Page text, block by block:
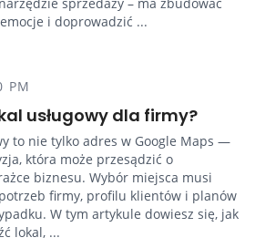
i doprowadzić ...
PM
usługowy dla firmy?
to nie tylko adres w Google Maps —
która może przesądzić o
biznesu. Wybór miejsca musi
firmy, profilu klientów i planów
W tym artykule dowiesz się, jak
lokal, ...